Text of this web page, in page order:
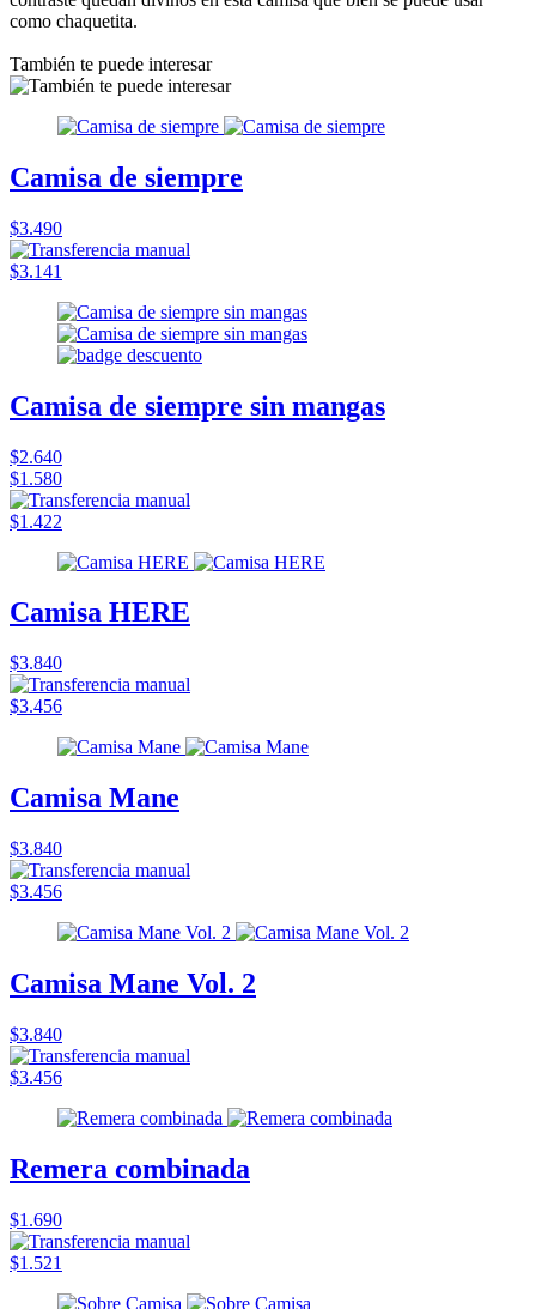
como chaquetita.
También te puede interesar
Camisa de siempre
$3.490
$3.141
Camisa de siempre sin mangas
$2.640
$1.580
$1.422
Camisa HERE
$3.840
$3.456
Camisa Mane
$3.840
$3.456
Camisa Mane Vol. 2
$3.840
$3.456
Remera combinada
$1.690
$1.521